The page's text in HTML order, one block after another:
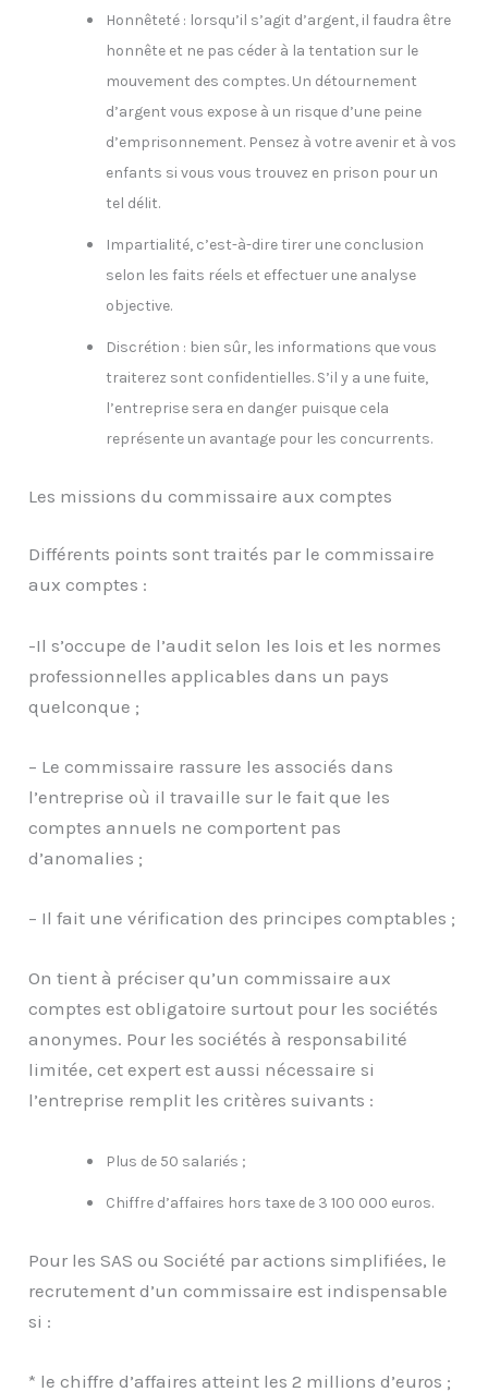
Honnêteté : lorsqu’il s’agit d’argent, il faudra être
honnête et ne pas céder à la tentation sur le
mouvement des comptes. Un détournement
d’argent vous expose à un risque d’une peine
d’emprisonnement. Pensez à votre avenir et à vos
enfants si vous vous trouvez en prison pour un
tel délit.
Impartialité, c’est-à-dire tirer une conclusion
selon les faits réels et effectuer une analyse
objective.
Discrétion : bien sûr, les informations que vous
traiterez sont confidentielles. S’il y a une fuite,
l’entreprise sera en danger puisque cela
représente un avantage pour les concurrents.
Les missions du commissaire aux comptes
Différents points sont traités par le commissaire
aux comptes :
-Il s’occupe de l’audit selon les lois et les normes
professionnelles applicables dans un pays
quelconque ;
– Le commissaire rassure les associés dans
l’entreprise où il travaille sur le fait que les
comptes annuels ne comportent pas
d’anomalies ;
– Il fait une vérification des principes comptables ;
On tient à préciser qu’un commissaire aux
comptes est obligatoire surtout pour les sociétés
anonymes. Pour les sociétés à responsabilité
limitée, cet expert est aussi nécessaire si
l’entreprise remplit les critères suivants :
Plus de 50 salariés ;
Chiffre d’affaires hors taxe de 3 100 000 euros.
Pour les SAS ou Société par actions simplifiées, le
recrutement d’un commissaire est indispensable
si :
* le chiffre d’affaires atteint les 2 millions d’euros ;